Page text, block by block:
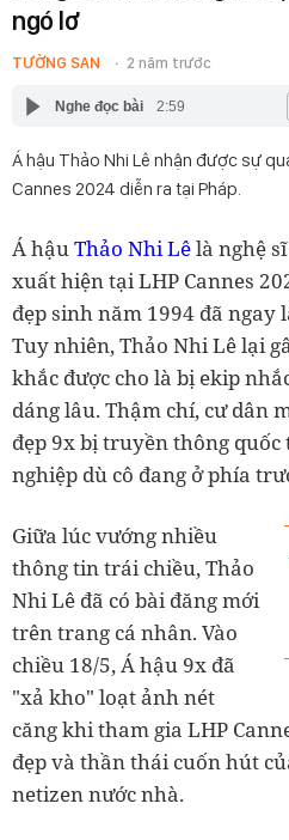
ngó lơ
TƯỜNG SAN 2 năm trước
Nghe đọc bài 2:59
Á hậu Thảo Nhi Lê nhận được sự
Cannes 2024 diễn ra tại Pháp.
Á hậuThảo Nhi Lêlà nghệ
xuất hiện tại LHP Cannes
đẹp sinh năm 1994 đã ngay
Tuy nhiên, Thảo Nhi Lê lại
khắc được cho là bị ekip
dáng lâu. Thậm chí, cư dân
đẹp 9x bị truyền thông quốc
nghiệp dù cô đang ở phía
Giữa lúc vướng nhiều
thông tin trái chiều, Thảo
Nhi Lê đã có bài đăng mới
trên trang cá nhân. Vào
chiều 18/5, Á hậu 9x đã
"xả kho" loạt ảnh nét
căng khi tham gia LHP
đẹp và thần thái cuốn hút
netizen nước nhà.